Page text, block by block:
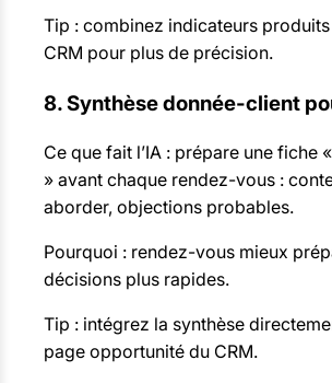
Tip : combinez indicateurs
CRM pour plus de précision.
8. Synthèse donnée-client
Ce que fait l’IA : prépare une fiche
» avant chaque rendez-vous :
aborder, objections probables.
Pourquoi : rendez-vous mieux
décisions plus rapides.
Tip : intégrez la synthèse
page opportunité du CRM.